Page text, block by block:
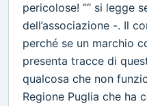
pericolose! ”“ si legge
dell’associazione -. Il
perché se un marchio
presenta tracce di
qualcosa che non
Regione Puglia che ha